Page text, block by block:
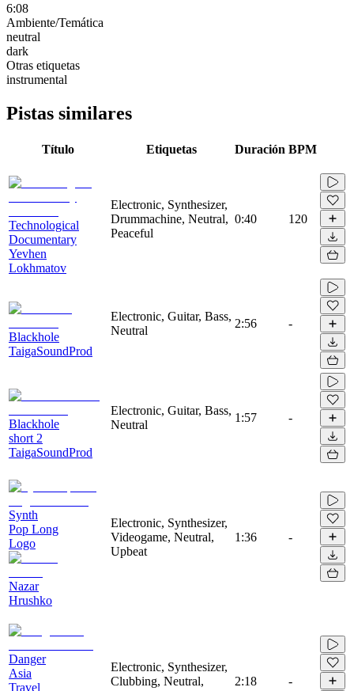
6:08
Ambiente/Temática
neutral
dark
Otras etiquetas
instrumental
Pistas similares
Título Etiquetas Duración BPM
Technological
Documentary
Yevhen
Lokhmatov
Electronic, Synthesizer,
Drummachine, Neutral,
Peaceful
0:40 120
Blackhole
TaigaSoundProd
Electronic, Guitar, Bass,
Neutral
2:56 -
Blackhole
short 2
TaigaSoundProd
Electronic, Guitar, Bass,
Neutral
1:57 -
Synth
Pop Long
Logo
Nazar
Hrushko
Electronic, Synthesizer,
Videogame, Neutral,
Upbeat
1:36 -
Danger
Asia
Travel
Electronic, Synthesizer,
Clubbing, Neutral,
2:18 -